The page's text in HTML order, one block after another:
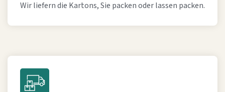
Wir liefern die Kartons, Sie packen oder lassen packen.